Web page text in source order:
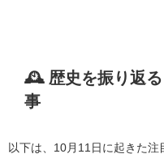
🕰 歴史を振り返る
事
以下は、10月11日に起きた注